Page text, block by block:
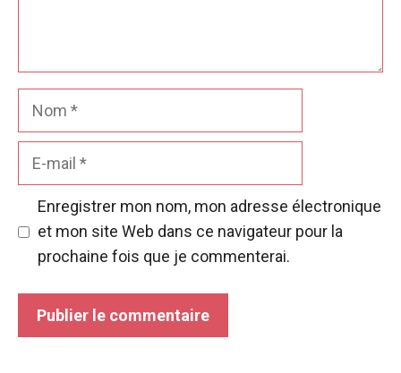
Enregistrer mon nom, mon adresse électronique
et mon site Web dans ce navigateur pour la
prochaine fois que je commenterai.